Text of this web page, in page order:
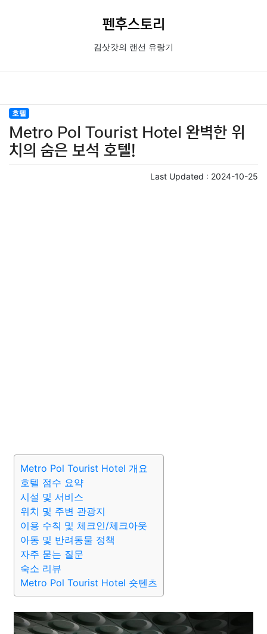
펜후스토리
김삿갓의 랜선 유랑기
호텔
Metro Pol Tourist Hotel 완벽한 위
치의 숨은 보석 호텔!
Last Updated : 2024-10-25
Metro Pol Tourist Hotel 개요
호텔 점수 요약
시설 및 서비스
위치 및 주변 관광지
이용 수칙 및 체크인/체크아웃
아동 및 반려동물 정책
자주 묻는 질문
숙소 리뷰
Metro Pol Tourist Hotel 숏텐츠